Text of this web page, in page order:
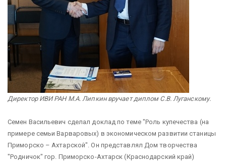
Директор ИВИ РАН М.А. Липкин вручает диплом С.В. Луганскому.
Семен Васильевич сделал доклад по теме "Роль купечества (на
примере семьи Варваровых) в экономическом развитии станицы
Приморско – Ахтарской". Он представлял Дом творчества
"Родничок" гор. Приморско-Ахтарск (Краснодарский край)